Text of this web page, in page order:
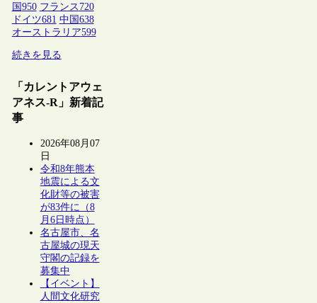
国950 フランス 720
ドイツ681 中国638
オーストラリア599
続きを見る
「カレントアウェ
アネス-R」新着記
事
2026年08月07
日
令和8年熊本
地震による文
化財等の被害
が83件に（8
月6日時点）
名古屋市、名
古屋城の現天
守閣の記録を
募集中
【イベント】
人間文化研究